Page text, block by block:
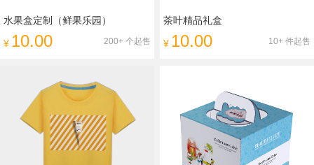
水果盒定制（鲜果乐园）
¥ 10.00 200+ 个起售
茶叶精品礼盒
¥ 10.00 10+ 件起售